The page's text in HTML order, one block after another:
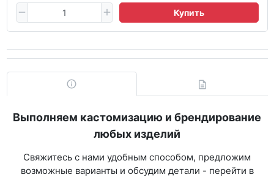
Купить
Выполняем кастомизацию и брендирование
любых изделий
Свяжитесь с нами удобным способом, предложим
возможные варианты и обсудим детали - перейти в